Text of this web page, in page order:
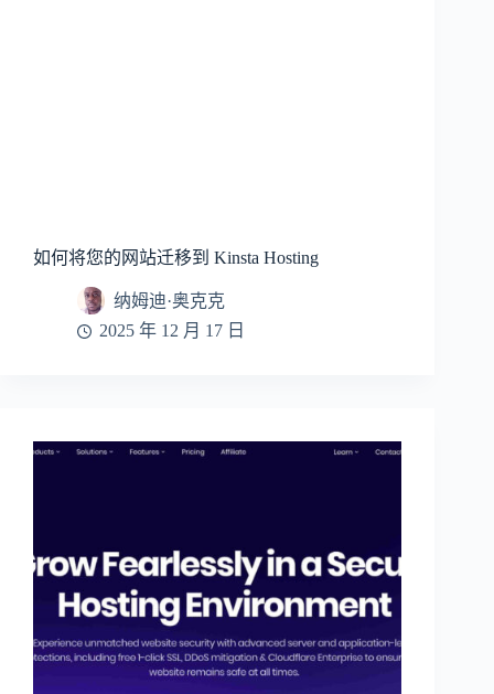
如何将您的网站迁移到 Kinsta Hosting
纳姆迪·奥克克
2025 年 12 月 17 日